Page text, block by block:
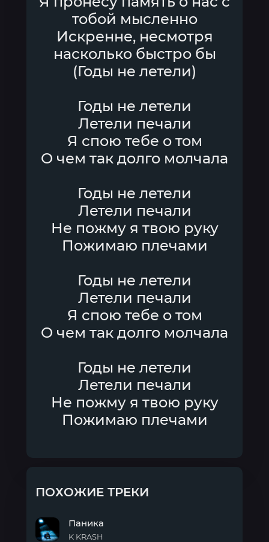
тобой мысленно
Искренне, несмотря
насколько быстро бы
(Годы не летели)
Годы не летели
Летели печали
Я спою тебе о том
О чем так долго молчала
Годы не летели
Летели печали
Не пожму я твою руку
Пожимаю плечами
Годы не летели
Летели печали
Я спою тебе о том
О чем так долго молчала
Годы не летели
Летели печали
Не пожму я твою руку
Пожимаю плечами
ПОХОЖИЕ ТРЕКИ
Паника
K KRASH